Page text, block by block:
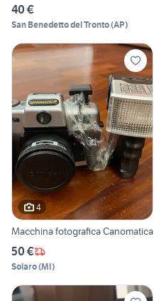
40 €
San Benedetto del Tronto(AP)
4
Macchina fotografica Canomatica
50 €
Solaro(MI)